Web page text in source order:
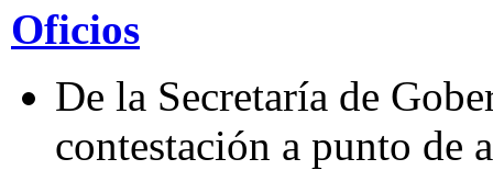
Oficios
De la Secretaría de
contestación a punto de